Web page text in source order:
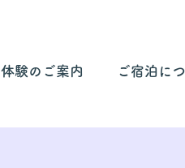
体験のご案内 ご宿泊に